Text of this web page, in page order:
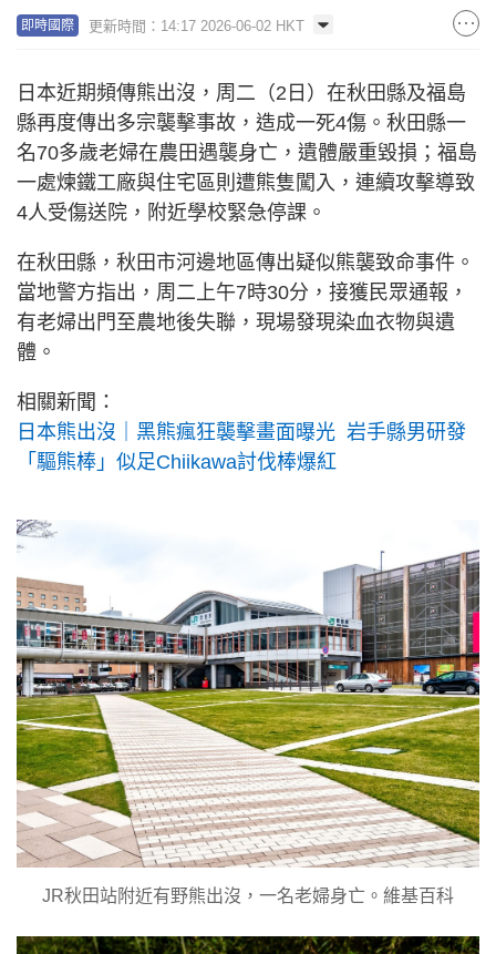
即時國際 更新時間：14:17 2026-06-02 HKT
日本近期頻傳熊出沒，周二（2日）在秋田縣及福島
縣再度傳出多宗襲擊事故，造成一死4傷。秋田縣一
名70多歲老婦在農田遇襲身亡，遺體嚴重毀損；福島
一處煉鐵工廠與住宅區則遭熊隻闖入，連續攻擊導致
4人受傷送院，附近學校緊急停課。
在秋田縣，秋田市河邊地區傳出疑似熊襲致命事件。
當地警方指出，周二上午7時30分，接獲民眾通報，
有老婦出門至農地後失聯，現場發現染血衣物與遺
體。
相關新聞：
日本熊出沒｜黑熊瘋狂襲擊畫面曝光 岩手縣男研發
「驅熊棒」似足Chiikawa討伐棒爆紅
JR秋田站附近有野熊出沒，一名老婦身亡。維基百科